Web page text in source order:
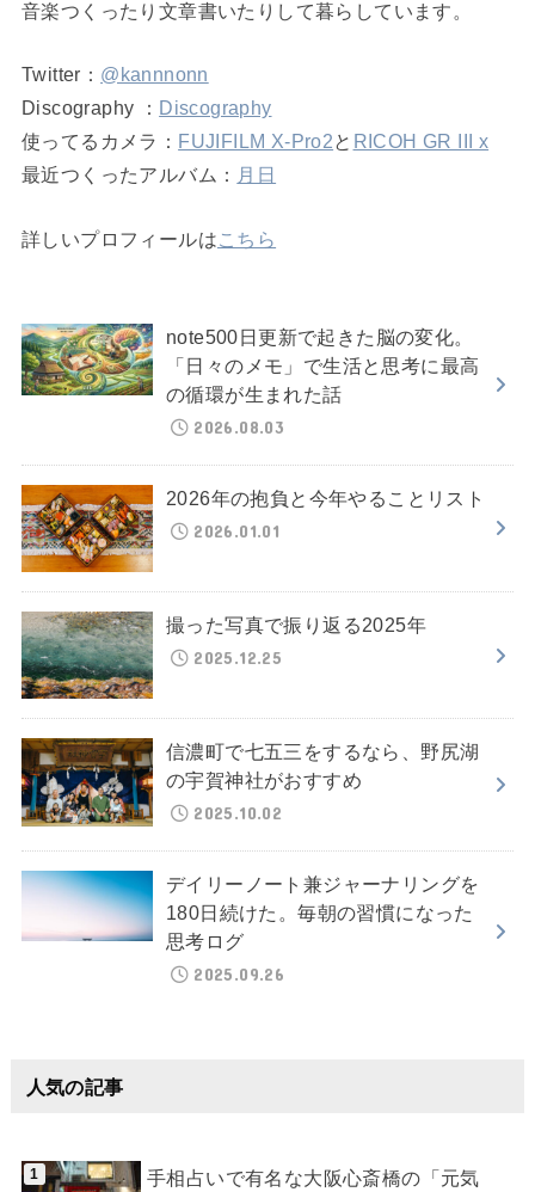
音楽つくったり文章書いたりして暮らしています。
Twitter： @kannnonn
Discography ： Discography
使ってるカメラ： FUJIFILM X-Pro2と RICOH GR III x
最近つくったアルバム： 月日
詳しいプロフィールはこちら
note500日更新で起きた脳の変化。
「日々のメモ」で生活と思考に最高
の循環が生まれた話
2026.08.03
2026年の抱負と今年やることリスト
2026.01.01
撮った写真で振り返る2025年
2025.12.25
信濃町で七五三をするなら、野尻湖
の宇賀神社がおすすめ
2025.10.02
デイリーノート兼ジャーナリングを
180日続けた。毎朝の習慣になった
思考ログ
2025.09.26
人気の記事
手相占いで有名な大阪心斎橋の「元気